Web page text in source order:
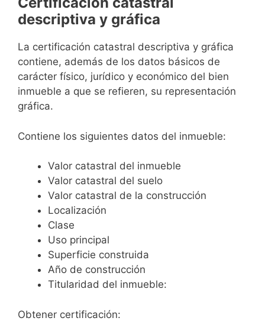
descriptiva y gráfica
La certificación catastral descriptiva y gráfica
contiene, además de los datos básicos de
carácter físico, jurídico y económico del bien
inmueble a que se refieren, su representación
gráfica.
Contiene los siguientes datos del inmueble:
Valor catastral del inmueble
Valor catastral del suelo
Valor catastral de la construcción
Localización
Clase
Uso principal
Superficie construida
Año de construcción
Titularidad del inmueble:
Obtener certificación: